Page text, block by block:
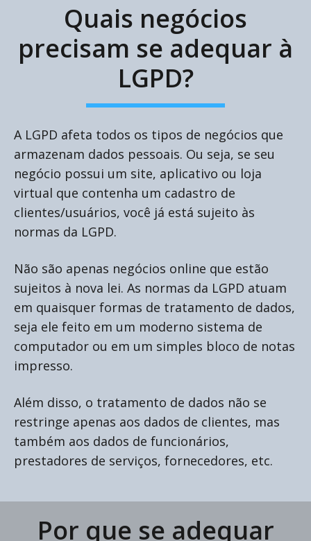
Quais negócios
precisam se adequar à
LGPD?
A LGPD afeta todos os tipos de negócios que
armazenam dados pessoais. Ou seja, se seu
negócio possui um site, aplicativo ou loja
virtual que contenha um cadastro de
clientes/usuários, você já está sujeito às
normas da LGPD.
Não são apenas negócios online que estão
sujeitos à nova lei. As normas da LGPD atuam
em quaisquer formas de tratamento de dados,
seja ele feito em um moderno sistema de
computador ou em um simples bloco de notas
impresso.
Além disso, o tratamento de dados não se
restringe apenas aos dados de clientes, mas
também aos dados de funcionários,
prestadores de serviços, fornecedores, etc.
Por que se adequar